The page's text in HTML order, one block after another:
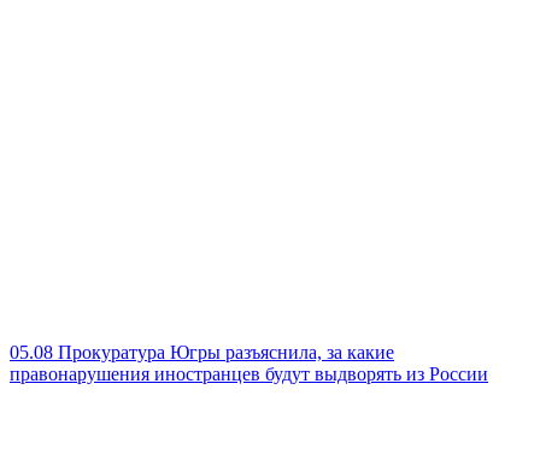
05.08 Прокуратура Югры разъяснила, за какие
правонарушения иностранцев будут выдворять из России